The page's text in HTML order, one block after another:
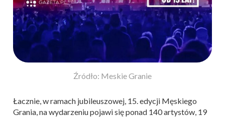
Źródło: Meskie Granie
Łacznie, w ramach jubileuszowej, 15. edycji Męskiego
Grania, na wydarzeniu pojawi się ponad 140 artystów, 19